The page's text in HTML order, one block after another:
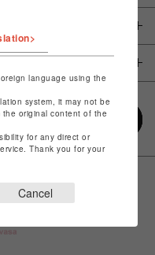
language using the
system, it may not be
the original content of the
for any direct or
Thank you for your
Cancel